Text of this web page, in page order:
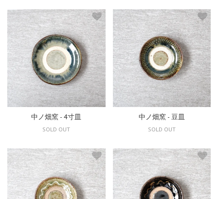
中ノ畑窯 - 4寸皿
SOLD OUT
中ノ畑窯 - 豆皿
SOLD OUT